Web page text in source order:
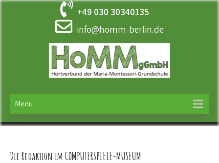
Skip
+49 030 30340135
info@homm-berlin.de
HOMM
Menu
Die Redaktion im COMPUTERSPIELE-MUSEUM